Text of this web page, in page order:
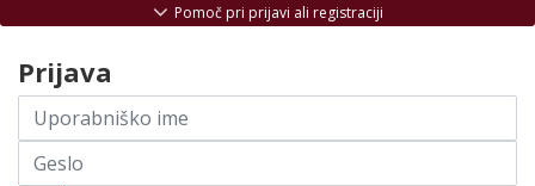
Pomoč pri prijavi ali registraciji
Prijava
Uporabniško
ime
Geslo